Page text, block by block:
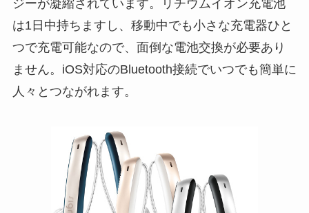
ジーが凝縮されています。リチウムイオン充電池
は1日中持ちますし、移動中でも小さな充電器ひと
つで充電可能なので、面倒な電池交換が必要あり
ません。iOS対応のBluetooth接続でいつでも簡単に
人々とつながれます。